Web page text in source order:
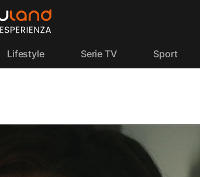
Lifestyle Serie TV Sport